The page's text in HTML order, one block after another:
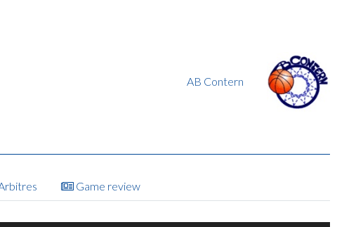
AB Contern
Game review